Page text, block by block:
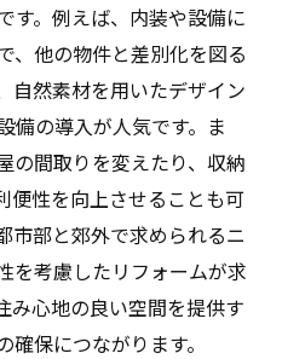
リフォーム計画の立て
適性の重要性
要素と改善手法
したリフォームアイデ
せるためのチェックリ
賃貸リフォームの秘訣
す。例えば、内装や設備に
、他の物件と差別化を図る
自然素材を用いたデザイン
備の導入が人気です。ま
の間取りを変えたり、収納
便性を向上させることも可
市部と郊外で求められるニ
を考慮したリフォームが求
み心地の良い空間を提供す
保につながります。